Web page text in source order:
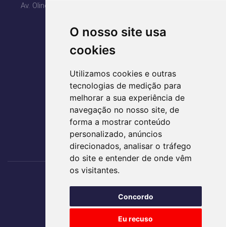
O nosso site usa
cookies
Utilizamos cookies e outras
tecnologias de medição para
melhorar a sua experiência de
navegação no nosso site, de
forma a mostrar conteúdo
personalizado, anúncios
direcionados, analisar o tráfego
do site e entender de onde vêm
os visitantes.
Concordo
Eu recuso
Av. Olinda com Av. PL3, Qd. H4 Lt 1, 2, 3 - Ed. Lozandes
Parque Lozandes - Goiânia/GO
agir@agirsaude.org.br
ACESSE AS REDES SOCIAIS
Nos acompanhe